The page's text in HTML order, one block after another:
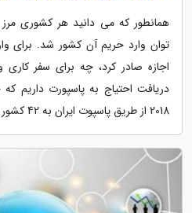
همانطور که می دانید هر کشوری
توان وارد حریم آن کشور شد. برای
اجازه صادر کرد، چه برای سفر
دریافت احتیاج به پاسپورت داریم
2018 از طریق پاسپوت ایران به 42 کشور دنیا...